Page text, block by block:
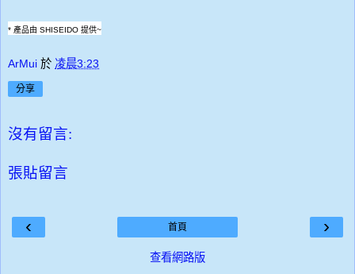
* 產品由 SHISEIDO 提供~
ArMui 於 凌晨3:23
分享
沒有留言:
張貼留言
‹ ›
首頁
查看網路版